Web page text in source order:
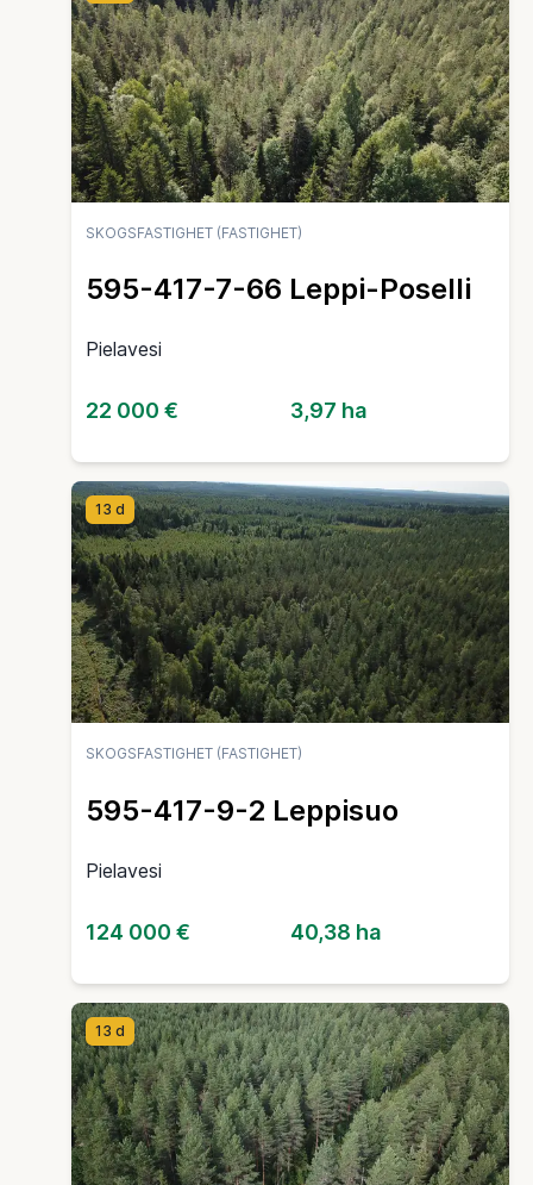
SKOGSFASTIGHET (FASTIGHET)
595-417-7-66 Leppi-Poselli
Pielavesi
22 000 € 3,97 ha
13 d
SKOGSFASTIGHET (FASTIGHET)
595-417-9-2 Leppisuo
Pielavesi
124 000 € 40,38 ha
13 d